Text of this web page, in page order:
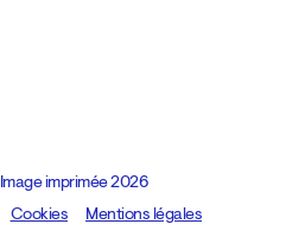
imprimée 2026
8080.studio
Cookies Mentions légales